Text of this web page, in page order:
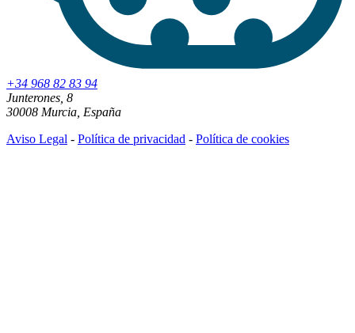
+34 968 82 83 94
Junterones, 8
30008 Murcia, España
Aviso Legal - Política de privacidad - Política de cookies